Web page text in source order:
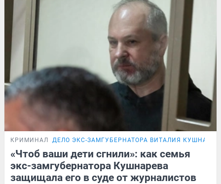
КРИМИНАЛ ДЕЛО ЭКС-ЗАМГУБЕРНАТОРА ВИТАЛИЯ
«Чтоб ваши дети сгнили»: как семья
экс-замгубернатора Кушнарева
защищала его в суде от журналистов